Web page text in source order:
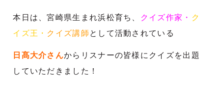
本日は、宮崎県生まれ浜松育ち、 クイズ作家・ ク
イズ王・ クイズ講師 として活動されている
日髙大介さんからリスナーの皆様に クイズを出題
していただきました！